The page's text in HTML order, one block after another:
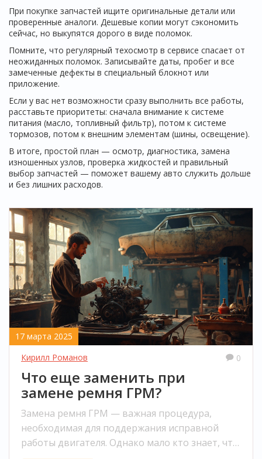
При покупке запчастей ищите оригинальные детали или
проверенные аналоги. Дешевые копии могут сэкономить
сейчас, но выкупятся дорого в виде поломок.
Помните, что регулярный техосмотр в сервисе спасает от
неожиданных поломок. Записывайте даты, пробег и все
замеченные дефекты в специальный блокнот или
приложение.
Если у вас нет возможности сразу выполнить все работы,
расставьте приоритеты: сначала внимание к системе
питания (масло, топливный фильтр), потом к системе
тормозов, потом к внешним элементам (шины, освещение).
В итоге, простой план — осмотр, диагностика, замена
изношенных узлов, проверка жидкостей и правильный
выбор запчастей — поможет вашему авто служить дольше
и без лишних расходов.
17 марта 2025
Кирилл Романов
0
Что еще заменить при
замене ремня ГРМ?
Замена ремня ГРМ — важная процедура,
необходимая для поддержания исправной
работы двигателя. Однако мало кто знает, что